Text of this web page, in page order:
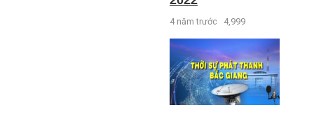
4 năm trước 4,999